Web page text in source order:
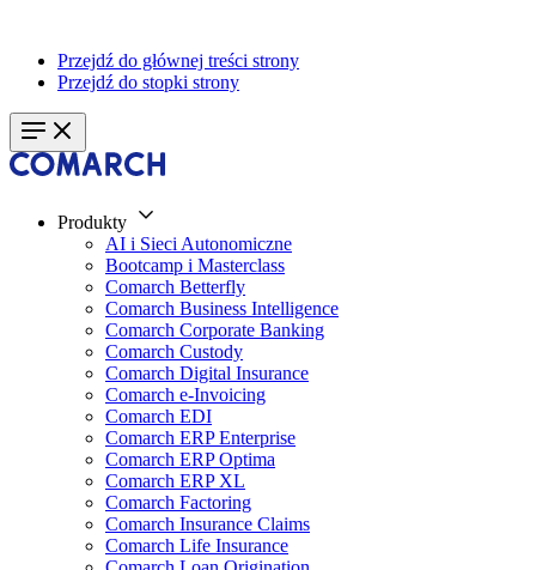
Przejdź do głównej treści strony
Przejdź do stopki strony
Produkty
AI i Sieci Autonomiczne
Bootcamp i Masterclass
Comarch Betterfly
Comarch Business Intelligence
Comarch Corporate Banking
Comarch Custody
Comarch Digital Insurance
Comarch e-Invoicing
Comarch EDI
Comarch ERP Enterprise
Comarch ERP Optima
Comarch ERP XL
Comarch Factoring
Comarch Insurance Claims
Comarch Life Insurance